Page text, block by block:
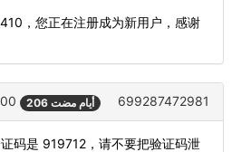
，您正在注册成为新用户，感谢
206 أيام مضت 699287472981
证码是 919712，请不要把验证码泄